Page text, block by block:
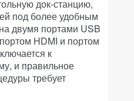
док-станцию,
под более удобным
двумя портами USB
HDMI и портом
к
и правильное
требует